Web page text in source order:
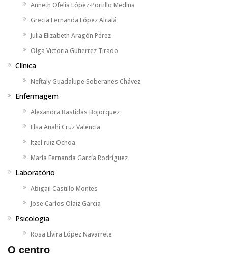
Anneth Ofelia López-Portillo Medina
Grecia Fernanda López Alcalá
Julia Elizabeth Aragón Pérez
Olga Victoria Gutiérrez Tirado
Clínica
Neftaly Guadalupe Soberanes Chávez
Enfermagem
Alexandra Bastidas Bojorquez
Elsa Anahi Cruz Valencia
Itzel ruiz Ochoa
María Fernanda García Rodríguez
Laboratório
Abigail Castillo Montes
Jose Carlos Olaiz Garcia
Psicologia
Rosa Elvira López Navarrete
O centro